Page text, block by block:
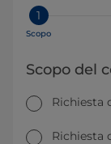
1
Scopo
Scopo del
Richiesta
Richiesta